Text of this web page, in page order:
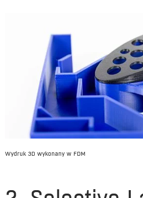
Wydruk 3D wykonany w FDM